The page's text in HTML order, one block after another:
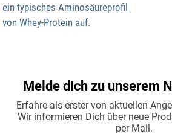
ein typisches Aminosäureprofil
von Whey-Protein auf.
Melde dich zu unserem
Erfahre als erster von aktuellen
Wir informieren Dich über neue
per Mail.